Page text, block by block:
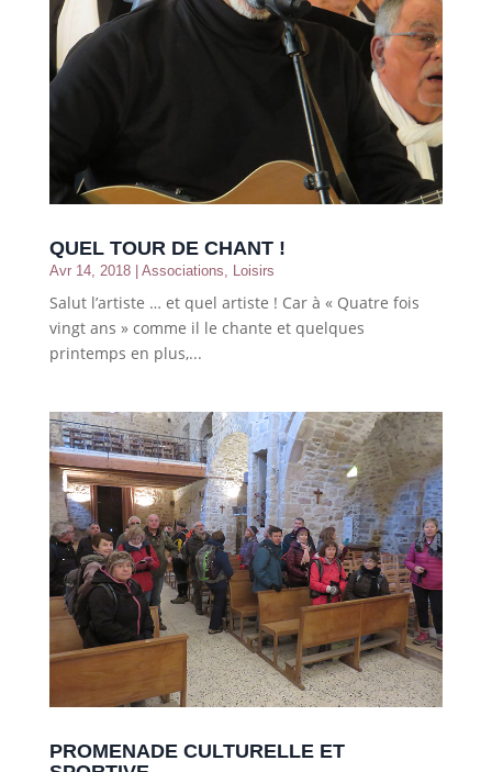
QUEL TOUR DE CHANT !
Avr 14, 2018| Associations Loisirs
Salut l’artiste … et quel artiste ! Car à « Quatre fois
vingt ans » comme il le chante et quelques
printemps en plus,...
PROMENADE CULTURELLE ET